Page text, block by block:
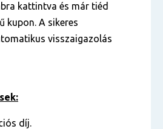
kattintva és már tiéd
kupon. A sikeres
visszaigazolás
díj.